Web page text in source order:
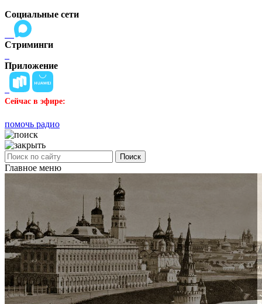
Социальные сети
Стриминги
Приложение
Сейчас в эфире:
помочь радио
Поиск
Главное меню